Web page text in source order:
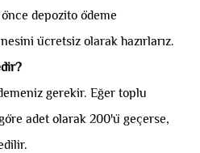
depozito ödeme
ücretsiz olarak hazırlarız.
gerekir. Eğer toplu
adet olarak 200'ü geçerse,